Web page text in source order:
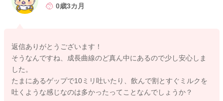
もあります。
意識してくださるとよいですね^_^
2024/5/6 10:58
0歳3カ月
返信ありがとうございます！
そうなんですね、成長曲線のど真ん中にあるので少し安心しま
した。
たまにあるゲップで10ミリ吐いたり、飲んで割とすぐミルクを
吐くような感じなのは多かったってことなんでしょうか？